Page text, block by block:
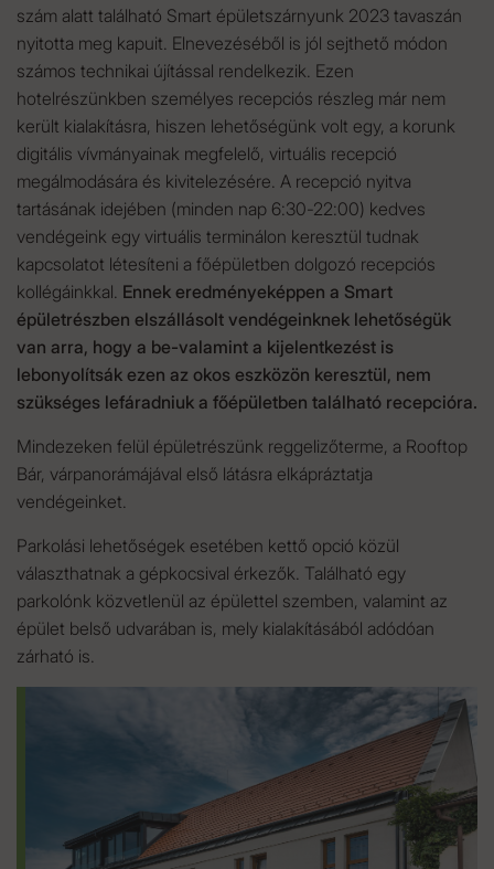
szám alatt található Smart épületszárnyunk 2023 tavaszán
nyitotta meg kapuit. Elnevezéséből is jól sejthető módon
számos technikai újítással rendelkezik. Ezen
hotelrészünkben személyes recepciós részleg már nem
került kialakításra, hiszen lehetőségünk volt egy, a korunk
digitális vívmányainak megfelelő, virtuális recepció
megálmodására és kivitelezésére. A recepció nyitva
tartásának idejében (minden nap 6:30-22:00) kedves
vendégeink egy virtuális terminálon keresztül tudnak
kapcsolatot létesíteni a főépületben dolgozó recepciós
kollégáinkkal. Ennek eredményeképpen a Smart
épületrészben elszállásolt vendégeinknek lehetőségük
van arra, hogy a be-valamint a kijelentkezést is
lebonyolítsák ezen az okos eszközön keresztül, nem
szükséges lefáradniuk a főépületben található recepcióra.
Mindezeken felül épületrészünk reggelizőterme, a Rooftop
Bár, várpanorámájával első látásra elkápráztatja
vendégeinket.
Parkolási lehetőségek esetében kettő opció közül
választhatnak a gépkocsival érkezők. Található egy
parkolónk közvetlenül az épülettel szemben, valamint az
épület belső udvarában is, mely kialakításából adódóan
zárható is.